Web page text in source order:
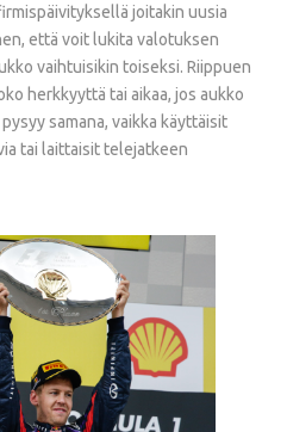
joitakin uusia
että voit lukita valotuksen
vaihtuisikin toiseksi. Riippuen
herkkyyttä tai aikaa, jos aukko
samana, vaikka käyttäisit
tai laittaisit telejatkeen